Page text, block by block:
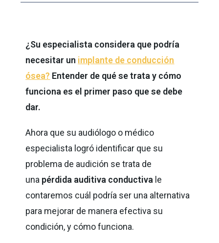
¿Su especialista considera que podría
necesitar un implante de conducción
ósea? Entender de qué se trata y cómo
funciona es el primer paso que se debe
dar.
Ahora que su audiólogo o médico
especialista logró identificar que su
problema de audición se trata de
una pérdida auditiva conductiva le
contaremos cuál podría ser una alternativa
para mejorar de manera efectiva su
condición, y cómo funciona.